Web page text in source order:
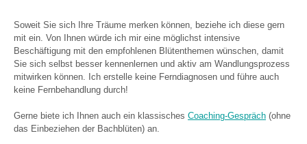
Soweit Sie sich Ihre Träume merken können, beziehe ich diese gern
mit ein. Von Ihnen würde ich mir eine möglichst intensive
Beschäftigung mit den empfohlenen Blütenthemen wünschen, damit
Sie sich selbst besser kennenlernen und aktiv am Wandlungsprozess
mitwirken können. Ich erstelle keine Ferndiagnosen und führe auch
keine Fernbehandlung durch!
Gerne biete ich Ihnen auch ein klassisches Coaching-Gespräch (ohne
das Einbeziehen der Bachblüten) an.